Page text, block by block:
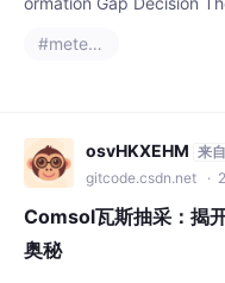
括光伏发电、风力发电、
炉、电锅炉、光热电站（
G）装置、碳捕集系统（
#metersphere
osvHKXEHM 来自
gitcode.csdn.net ·
Comsol瓦斯抽采：揭
奥秘